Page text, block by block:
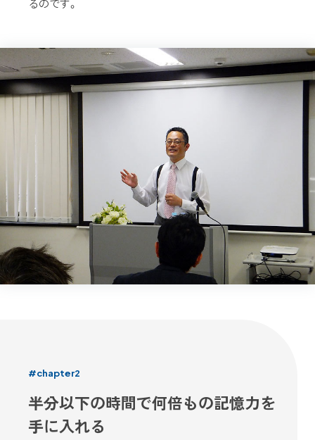
るのです。
#chapter2
半分以下の時間で何倍もの記憶力を
手に入れる